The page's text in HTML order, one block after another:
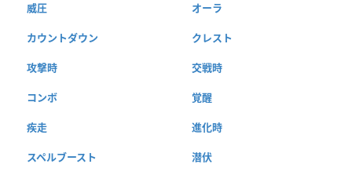
威圧 オーラ
カウントダウン クレスト
攻撃時 交戦時
コンボ 覚醒
疾走 進化時
スペルブースト 潜伏